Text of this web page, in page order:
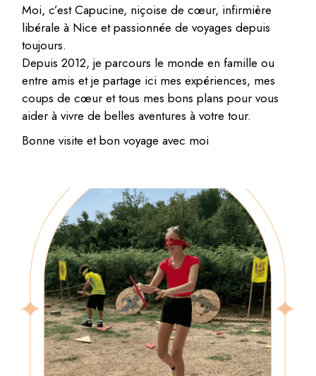
Moi, c’est Capucine, niçoise de cœur, infirmière
libérale à Nice et passionnée de voyages depuis
toujours.
Depuis 2012, je parcours le monde en famille ou
entre amis et je partage ici mes expériences, mes
coups de cœur et tous mes bons plans pour vous
aider à vivre de belles aventures à votre tour.
Bonne visite et bon voyage avec moi